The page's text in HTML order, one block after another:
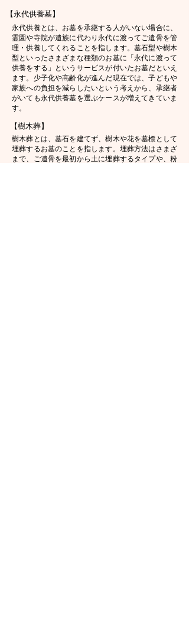
【永代供養墓】
永代供養とは、お墓を承継する人がいない場合に、
霊園や寺院が遺族に代わり永代に渡ってご遺骨を管
理・供養してくれることを指します。墓石型や樹木
型といったさまざまな種類のお墓に「永代に渡って
供養をする」というサービスが付いたお墓だといえ
ます。少子化や高齢化が進んだ現在では、子どもや
家族への負担を減らしたいという考えから、承継者
がいても永代供養墓を選ぶケースが増えてきていま
す。
【樹木葬】
樹木葬とは、墓石を建てず、樹木や花を墓標として
埋葬するお墓のことを指します。埋葬方法はさまざ
まで、ご遺骨を最初から土に埋葬するタイプや、粉